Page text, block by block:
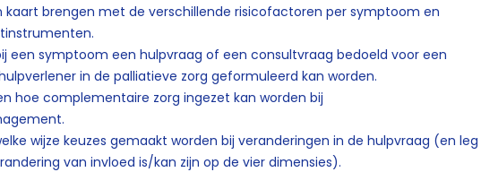
kaart brengen met de verschillende risicofactoren per symptoom en
een symptoom een hulpvraag of een consultvraag bedoeld voor een
in de palliatieve zorg geformuleerd kan worden.
hoe complementaire zorg ingezet kan worden bij
wijze keuzes gemaakt worden bij veranderingen in de hulpvraag (en leg
van invloed is/kan zijn op de vier dimensies).